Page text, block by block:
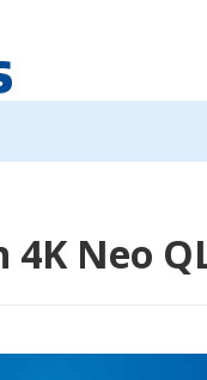
4K Neo